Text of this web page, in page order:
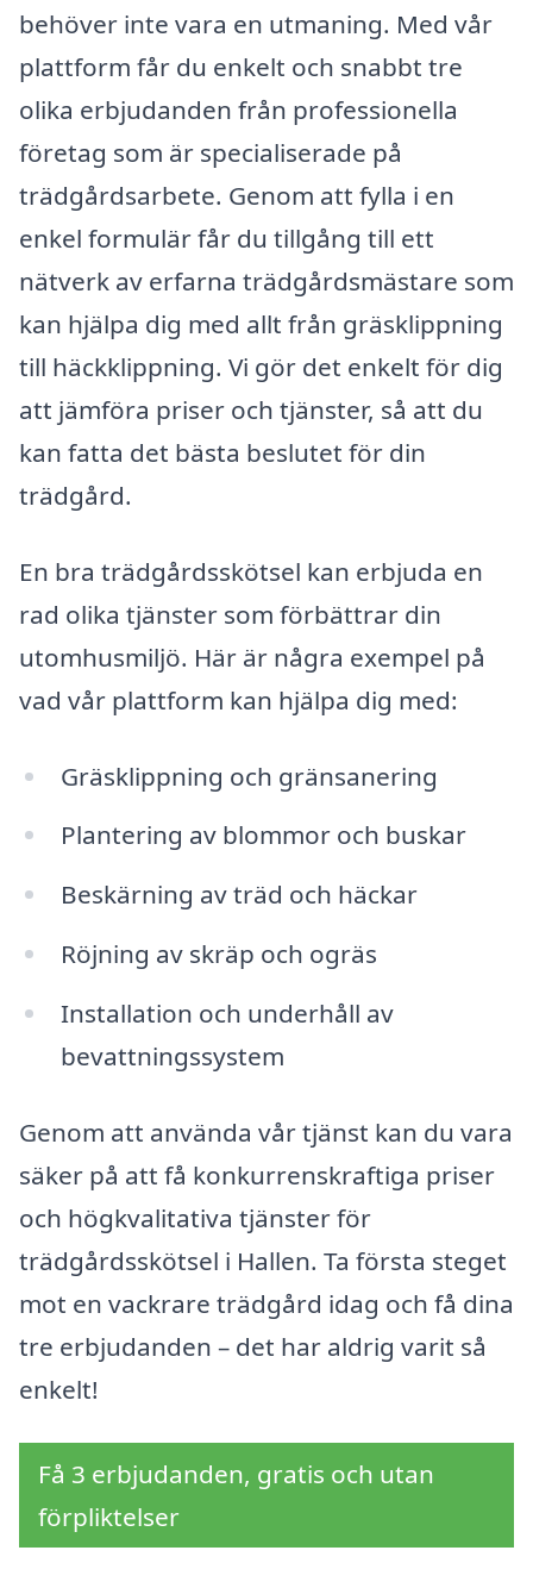
behöver inte vara en utmaning. Med vår
plattform får du enkelt och snabbt tre
olika erbjudanden från professionella
företag som är specialiserade på
trädgårdsarbete. Genom att fylla i en
enkel formulär får du tillgång till ett
nätverk av erfarna trädgårdsmästare som
kan hjälpa dig med allt från gräsklippning
till häckklippning. Vi gör det enkelt för dig
att jämföra priser och tjänster, så att du
kan fatta det bästa beslutet för din
trädgård.
En bra trädgårdsskötsel kan erbjuda en
rad olika tjänster som förbättrar din
utomhusmiljö. Här är några exempel på
vad vår plattform kan hjälpa dig med:
Gräsklippning och gränsanering
Plantering av blommor och buskar
Beskärning av träd och häckar
Röjning av skräp och ogräs
Installation och underhåll av
bevattningssystem
Genom att använda vår tjänst kan du vara
säker på att få konkurrenskraftiga priser
och högkvalitativa tjänster för
trädgårdsskötsel i Hallen. Ta första steget
mot en vackrare trädgård idag och få dina
tre erbjudanden – det har aldrig varit så
enkelt!
Få 3 erbjudanden, gratis och utan
förpliktelser